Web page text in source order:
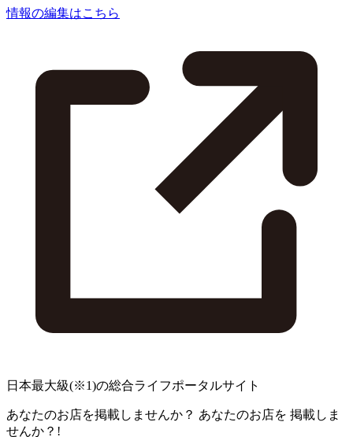
情報の編集はこちら
日本最大級(※1)の総合ライフポータルサイト
あなたのお店を掲載しませんか？ あなたのお店を 掲載しま
せんか？!